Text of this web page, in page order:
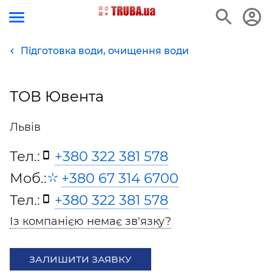
Підготовка води, очищення води
ТОВ Ювента
Львів
Тел.:
+380 322 381 578
Моб.:
+380 67 314 6700
Тел.:
+380 322 381 578
Із компанією немає зв'язку?
ЗАЛИШИТИ ЗАЯВКУ